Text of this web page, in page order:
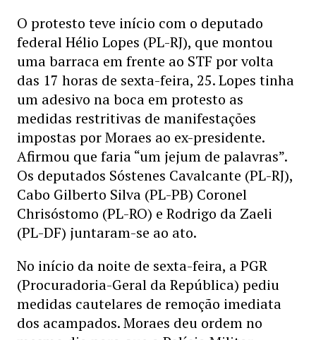
O protesto teve início com o deputado
federal Hélio Lopes (PL-RJ), que montou
uma barraca em frente ao STF por volta
das 17 horas de sexta-feira, 25. Lopes tinha
um adesivo na boca em protesto as
medidas restritivas de manifestações
impostas por Moraes ao ex-presidente.
Afirmou que faria “um jejum de palavras”.
Os deputados Sóstenes Cavalcante (PL-RJ),
Cabo Gilberto Silva (PL-PB) Coronel
Chrisóstomo (PL-RO) e Rodrigo da Zaeli
(PL-DF) juntaram-se ao ato.
No início da noite de sexta-feira, a PGR
(Procuradoria-Geral da República) pediu
medidas cautelares de remoção imediata
dos acampados. Moraes deu ordem no